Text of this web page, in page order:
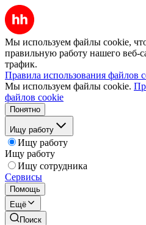
Мы используем файлы cookie,
правильную работу нашего веб-
трафик.
Правила использования файлов
Мы используем файлы cookie.
файлов cookie
Понятно
Ищу работу
Ищу работу
Ищу работу
Ищу сотрудника
Сервисы
Помощь
Ещё
Поиск